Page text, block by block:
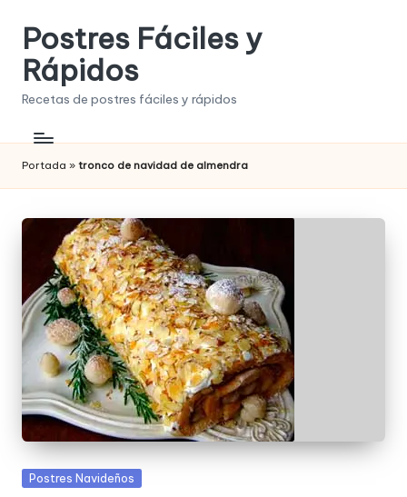
Saltar
contenido
Postres Fáciles y
Rápidos
Recetas de postres fáciles y rápidos
Portada » tronco de navidad de almendra
Publicada
Postres Navideños